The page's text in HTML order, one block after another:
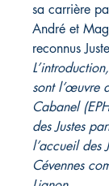
sa carrière
André et
reconnus
sont l’œuvre
Cabanel
des Justes
l’accueil des
Cévennes